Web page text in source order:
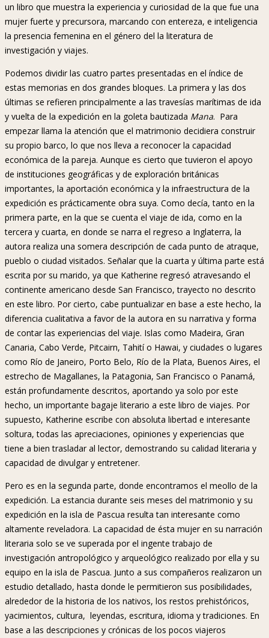
un libro que muestra la experiencia y curiosidad de la que fue una
mujer fuerte y precursora, marcando con entereza, e inteligencia
la presencia femenina en el género del la literatura de
investigación y viajes.
Podemos dividir las cuatro partes presentadas en el índice de
estas memorias en dos grandes bloques. La primera y las dos
últimas se refieren principalmente a las travesías marítimas de ida
y vuelta de la expedición en la goleta bautizada Mana. Para
empezar llama la atención que el matrimonio decidiera construir
su propio barco, lo que nos lleva a reconocer la capacidad
económica de la pareja. Aunque es cierto que tuvieron el apoyo
de instituciones geográficas y de exploración británicas
importantes, la aportación económica y la infraestructura de la
expedición es prácticamente obra suya. Como decía, tanto en la
primera parte, en la que se cuenta el viaje de ida, como en la
tercera y cuarta, en donde se narra el regreso a Inglaterra, la
autora realiza una somera descripción de cada punto de atraque,
pueblo o ciudad visitados. Señalar que la cuarta y última parte está
escrita por su marido, ya que Katherine regresó atravesando el
continente americano desde San Francisco, trayecto no descrito
en este libro. Por cierto, cabe puntualizar en base a este hecho, la
diferencia cualitativa a favor de la autora en su narrativa y forma
de contar las experiencias del viaje. Islas como Madeira, Gran
Canaria, Cabo Verde, Pitcairn, Tahití o Hawai, y ciudades o lugares
como Río de Janeiro, Porto Belo, Río de la Plata, Buenos Aires, el
estrecho de Magallanes, la Patagonia, San Francisco o Panamá,
están profundamente descritos, aportando ya solo por este
hecho, un importante bagaje literario a este libro de viajes. Por
supuesto, Katherine escribe con absoluta libertad e interesante
soltura, todas las apreciaciones, opiniones y experiencias que
tiene a bien trasladar al lector, demostrando su calidad literaria y
capacidad de divulgar y entretener.
Pero es en la segunda parte, donde encontramos el meollo de la
expedición. La estancia durante seis meses del matrimonio y su
expedición en la isla de Pascua resulta tan interesante como
altamente reveladora. La capacidad de ésta mujer en su narración
literaria solo se ve superada por el ingente trabajo de
investigación antropológico y arqueológico realizado por ella y su
equipo en la isla de Pascua. Junto a sus compañeros realizaron un
estudio detallado, hasta donde le permitieron sus posibilidades,
alrededor de la historia de los nativos, los restos prehistóricos,
yacimientos, cultura, leyendas, escritura, idioma y tradiciones. En
base a las descripciones y crónicas de los pocos viajeros